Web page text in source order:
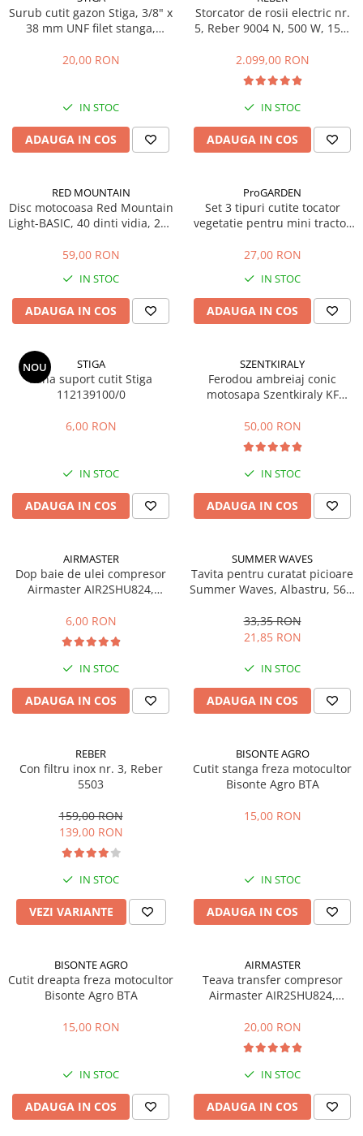
Masini de prelucrat fier-beton
Placi extra mari
Finisare si Prelucrare suprafete
Elicoptere pardoseala
Vibratoare beton
Scarificatoare beton
Aplicatoare cu banda
Slefuitoare pereti
Accesorii prelucrare suprafete
Sisteme pompare
Pompe pentru zugravit si vopsit
Masini de tencuit
Pompe spuma poliuretanica
Echipamente marcaje rutiere
Compactoare
Placi compactoare unidirectionale
Placi compactoare reversibile
Cilindri vibrocompactori
Betoniere si Malaxoare
Betoniere
Accesorii betoniere
Depozitare, transport si protectie
Scari de lucru si schele
Echipamente de ridicat
Echipamente pentru transport
Tehnica diamantata
Masini de canelat
Carote diamantate
Discuri diamantate
Freze diamantate
Masini de sapat
Masini de sapat santuri (Trenchere)
Accesorii pentru santier
Tubulatura evacuare deseuri
Arzatoare izolatii cu gaz
Scule electrice
Amestecatoare
Surub cutit gazon Stiga, 3/8" x
38 mm UNF filet stanga,
20,00 RON
IN STOC
ADAUGA IN COS
Storcator de rosii electric nr.
5, Reber 9004 N, 500 W, 150-
2.099,00 RON
IN STOC
ADAUGA IN COS
RED MOUNTAIN
Disc motocoasa Red Mountain
Light-BASIC, 40 dinti vidia, 255
59,00 RON
IN STOC
ADAUGA IN COS
ProGARDEN
Set 3 tipuri cutite tocator
vegetatie pentru mini tractor
27,00 RON
IN STOC
ADAUGA IN COS
NOU STIGA
Pana suport cutit Stiga
112139100/0
6,00 RON
IN STOC
ADAUGA IN COS
SZENTKIRALY
Ferodou ambreiaj conic
motosapa Szentkiraly KF
50,00 RON
IN STOC
ADAUGA IN COS
AIRMASTER
Dop baie de ulei compresor
Airmaster AIR2SHU824,
6,00 RON
IN STOC
ADAUGA IN COS
SUMMER WAVES
Tavita pentru curatat picioare
Summer Waves, Albastru, 56 x
33,35 RON
21,85 RON
IN STOC
ADAUGA IN COS
REBER
Con filtru inox nr. 3, Reber
5503
159,00 RON
139,00 RON
IN STOC
VEZI VARIANTE
BISONTE AGRO
Cutit stanga freza motocultor
Bisonte Agro BTA
15,00 RON
IN STOC
ADAUGA IN COS
BISONTE AGRO
Cutit dreapta freza motocultor
Bisonte Agro BTA
15,00 RON
IN STOC
ADAUGA IN COS
AIRMASTER
Teava transfer compresor
Airmaster AIR2SHU824,
20,00 RON
IN STOC
ADAUGA IN COS